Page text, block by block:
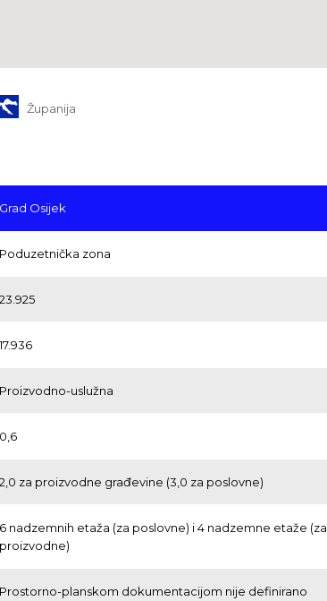
Županija
Grad Osijek
Poduzetnička zona
23.925
17.936
Proizvodno-uslužna
0,6
2,0 za proizvodne građevine (3,0 za poslovne)
6 nadzemnih etaža (za poslovne) i 4 nadzemne etaže (za
proizvodne)
Prostorno-planskom dokumentacijom nije definirano